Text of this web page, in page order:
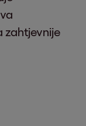
zahtjevnije